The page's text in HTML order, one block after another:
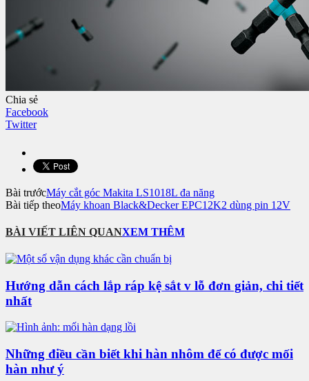
Chia sẻ
Facebook
Twitter
Bài trướcMáy cắt góc Makita LS1018L đa năng
Bài tiếp theoMáy khoan Black&Decker EPC12K2 dùng pin 12V
BÀI VIẾT LIÊN QUANXEM THÊM
Hướng dẫn cách lắp ráp kệ sắt v lỗ đơn giản, chi tiết
nhất
Những điều cần biết khi hàn nhôm để có được mối
hàn như ý